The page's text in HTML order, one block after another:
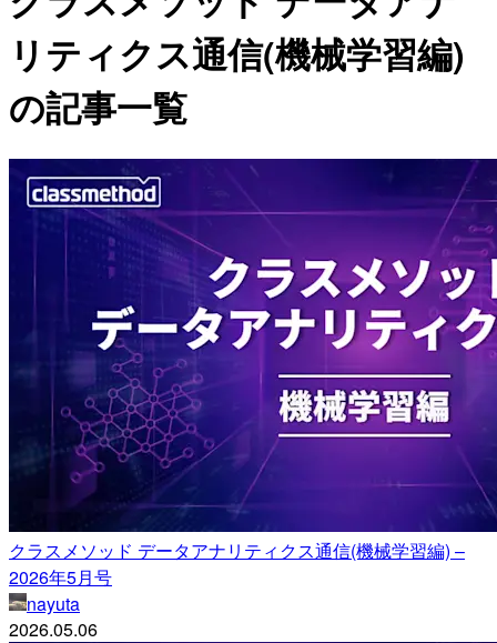
リティクス通信(機械学習編)
の記事一覧
クラスメソッド データアナリティクス通信(機械学習編) –
2026年5月号
nayuta
2026.05.06